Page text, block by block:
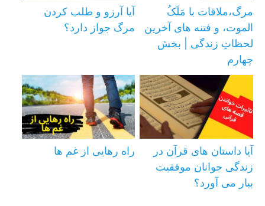
مرگ،ملاقات با مَلَکُ
الموت، و فتنه های آخرین
لحظاتِ زندگی | بخش
چهارم
آیا آرزو و طلب کردن
مرگ جواز دارد؟
آیا داستان های قرآن در
زندگی جوانان موفقیت
ببار می آورد؟
راه رهایی از غم ها